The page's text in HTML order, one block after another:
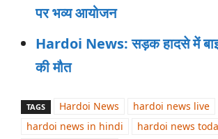
पर भव्य आयोजन
Hardoi News: सड़क हादसे में
की मौत
TAGS Hardoi News
hardoi news live
hardoi news in hindi
hardoi news